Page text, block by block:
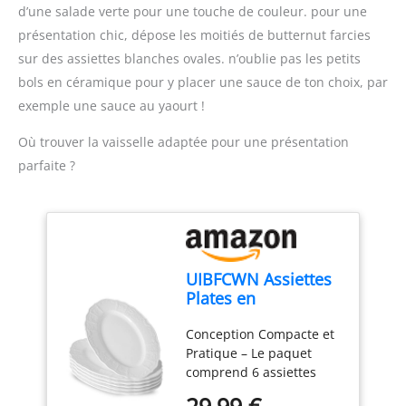
cuisine / Robot
multifonctions pour
différentes / Avec
accessoires de série /
Couleur : Noir/Inox
Hautement polyvalent : le
robot est doté de plus de
fouetter, mélanger,
battre, mixer, mélanger
ou râper ; Grande
grande capacité du bol
Couteau multifonctions
inox et disque réversible
pour râper et émincer
Livraison : 1 x Bosch
MultiTalent 3 robot de
multifonctions pour
réaliser plus de 20 tâches
différentes ; Avec
d’une salade verte pour une touche de couleur. pour une
présentation chic, dépose les moitiés de butternut farcies
sur des assiettes blanches ovales. n’oublie pas les petits
bols en céramique pour y placer une sauce de ton choix, par
exemple une sauce au yaourt !
Où trouver la vaisselle adaptée pour une présentation
parfaite ?
UIBFCWN Assiettes
Plates en
Pièces, Ovale
Assiettes Blanches
25,5 cm, Assiette
Plate à Dîner pour
Conception Compacte et
Pratique – Le paquet
comprend 6 assiettes